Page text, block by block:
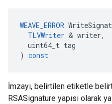
WEAVE_ERROR
TLVWriter & writer,
uint64_t tag
) const
İmzayı, belirtilen etiketle
RSASignature yapısı olarak